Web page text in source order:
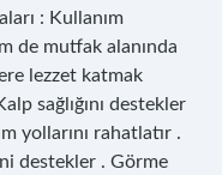
: Kullanım
de mutfak alanında
lezzet katmak
sağlığını destekler
yollarını rahatlatır .
destekler . Görme